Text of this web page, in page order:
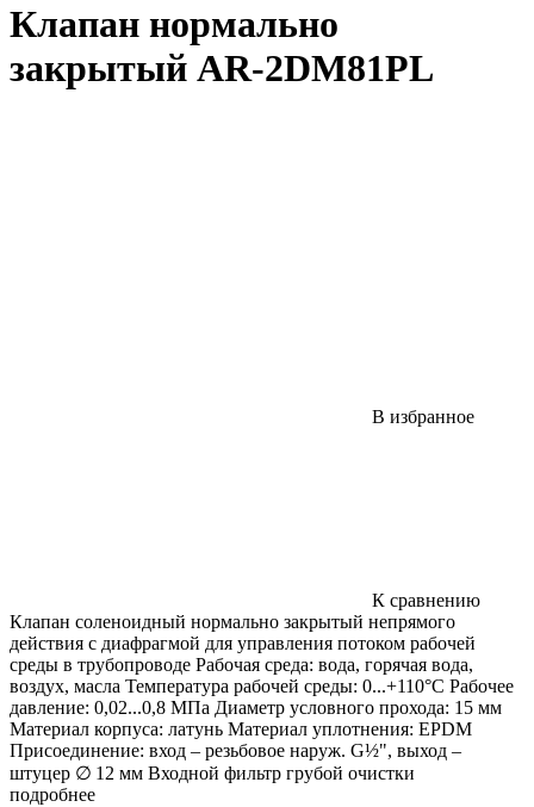
Клапан нормально
закрытый AR-2DM81PL
В избранное
К сравнению
Клапан соленоидный нормально закрытый непрямого
действия с диафрагмой для управления потоком рабочей
среды в трубопроводе Рабочая среда: вода, горячая вода,
воздух, масла Температура рабочей среды: 0...+110°С Рабочее
давление: 0,02...0,8 МПа Диаметр условного прохода: 15 мм
Материал корпуса: латунь Материал уплотнения: EPDM
Присоединение: вход – резьбовое наруж. G½", выход –
штуцер ∅ 12 мм Входной фильтр грубой очистки
подробнее